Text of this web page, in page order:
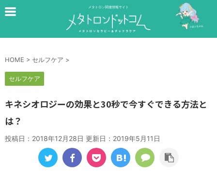
メタトロン関連情報サイト
HOME > セルフケア >
セルフケア
キネシオロジーの効果と30秒で今すぐできる方法と
は？
投稿日：2018年12月28日 更新日： 2019年5月11日